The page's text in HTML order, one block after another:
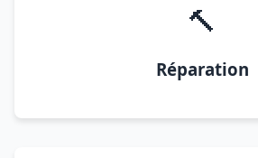
🔨
Réparation